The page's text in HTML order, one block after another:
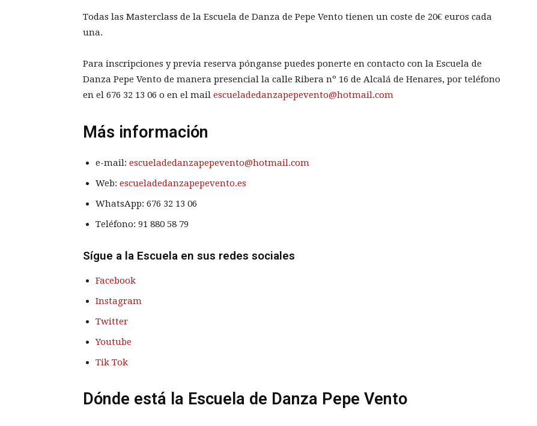
Todas las Masterclass de la Escuela de Danza de Pepe Vento tienen un coste de 20€ euros cada
una.
Para inscripciones y previa reserva pónganse puedes ponerte en contacto con la Escuela de
Danza Pepe Vento de manera presencial la calle Ribera nº 16 de Alcalá de Henares, por teléfono
en el 676 32 13 06 o en el mail escueladedanzapepevento@hotmail.com
Más información
e-mail: escueladedanzapepevento@hotmail.com
Web: escueladedanzapepevento.es
WhatsApp: 676 32 13 06
Teléfono: 91 880 58 79
Sígue a la Escuela en sus redes sociales
Facebook
Instagram
Twitter
Youtube
Tik Tok
Dónde está la Escuela de Danza Pepe Vento